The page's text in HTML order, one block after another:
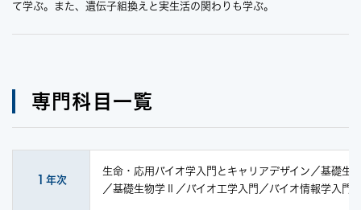
て学ぶ。また、遺伝子組換えと実生活の関わりも学ぶ。
専門科目一覧
１年次
生命・応用バイオ学入門とキャリアデザイン／基礎生
／基礎生物学Ⅱ／バイオ工学入門／バイオ情報学入門